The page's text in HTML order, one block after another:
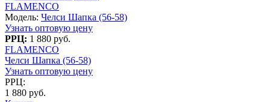
FLAMENCO
Модель: Челси Шапка (56-58)
Узнать оптовую цену
РРЦ: 1 880 руб.
FLAMENCO
Челси Шапка (56-58)
Узнать оптовую цену
РРЦ:
1 880 руб.